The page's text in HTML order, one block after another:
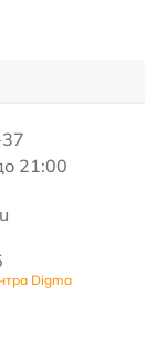
21:00
Digma